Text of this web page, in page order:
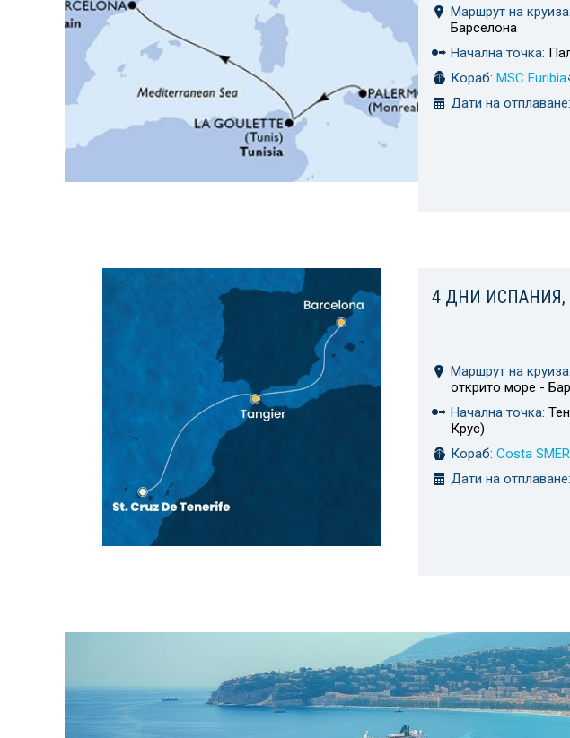
Маршрут на круиза:
Барселона
Начална точка:
Кораб: MSC Euribia
Дати на отплаване:
4 ДНИ
Маршрут на круиза:
открито море -
Начална точка:
Крус)
Кораб: Costa
Дати на отплаване: